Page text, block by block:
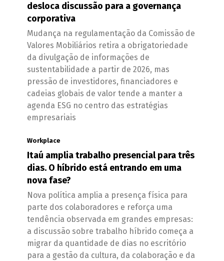
desloca discussão para a governança
corporativa
Mudança na regulamentação da Comissão de
Valores Mobiliários retira a obrigatoriedade
da divulgação de informações de
sustentabilidade a partir de 2026, mas
pressão de investidores, financiadores e
cadeias globais de valor tende a manter a
agenda ESG no centro das estratégias
empresariais
Workplace
Itaú amplia trabalho presencial para três
dias. O híbrido está entrando em uma
nova fase?
Nova política amplia a presença física para
parte dos colaboradores e reforça uma
tendência observada em grandes empresas:
a discussão sobre trabalho híbrido começa a
migrar da quantidade de dias no escritório
para a gestão da cultura, da colaboração e da